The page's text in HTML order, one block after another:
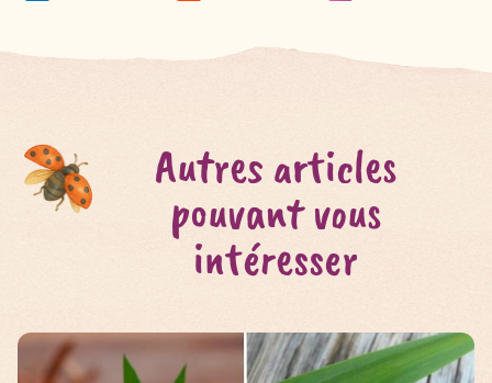
Autres articles
pouvant vous
intéresser